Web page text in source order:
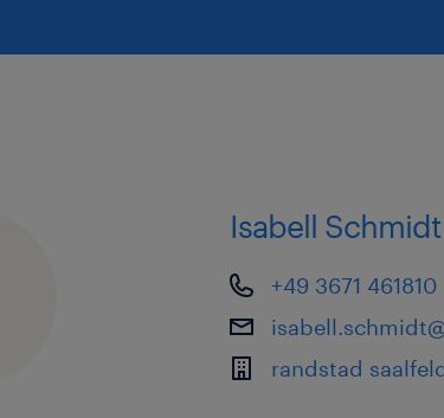
Isabell Schmidt
+49 3671 461810
randstad